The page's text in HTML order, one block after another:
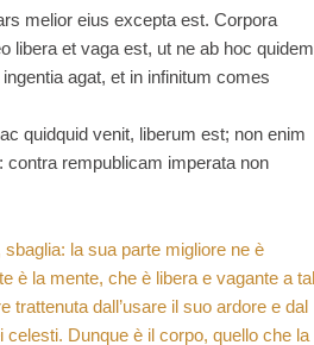
melior eius excepta est. Corpora
libera et vaga est, ut ne ab hoc quidem
agat, et in infinitum comes
quidquid venit, liberum est; non enim
rempublicam imperata non
la sua parte migliore ne è
è la mente, che è libera e vagante a tal
dall’usare il suo ardore e dal
Dunque è il corpo, quello che la